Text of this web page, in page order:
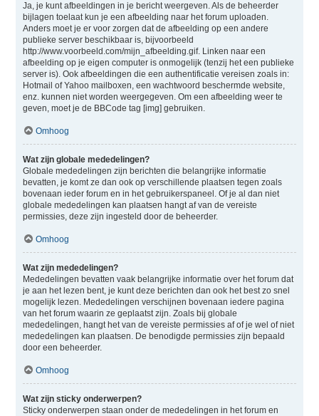
Ja, je kunt afbeeldingen in je bericht weergeven. Als de beheerder
bijlagen toelaat kun je een afbeelding naar het forum uploaden.
Anders moet je er voor zorgen dat de afbeelding op een andere
publieke server beschikbaar is, bijvoorbeeld
http://www.voorbeeld.com/mijn_afbeelding.gif. Linken naar een
afbeelding op je eigen computer is onmogelijk (tenzij het een publieke
server is). Ook afbeeldingen die een authentificatie vereisen zoals in:
Hotmail of Yahoo mailboxen, een wachtwoord beschermde website,
enz. kunnen niet worden weergegeven. Om een afbeelding weer te
geven, moet je de BBCode tag [img] gebruiken.
Omhoog
Wat zijn globale mededelingen?
Globale mededelingen zijn berichten die belangrijke informatie
bevatten, je komt ze dan ook op verschillende plaatsen tegen zoals
bovenaan ieder forum en in het gebruikerspaneel. Of je al dan niet
globale mededelingen kan plaatsen hangt af van de vereiste
permissies, deze zijn ingesteld door de beheerder.
Omhoog
Wat zijn mededelingen?
Mededelingen bevatten vaak belangrijke informatie over het forum dat
je aan het lezen bent, je kunt deze berichten dan ook het best zo snel
mogelijk lezen. Mededelingen verschijnen bovenaan iedere pagina
van het forum waarin ze geplaatst zijn. Zoals bij globale
mededelingen, hangt het van de vereiste permissies af of je wel of niet
mededelingen kan plaatsen. De benodigde permissies zijn bepaald
door een beheerder.
Omhoog
Wat zijn sticky onderwerpen?
Sticky onderwerpen staan onder de mededelingen in het forum en